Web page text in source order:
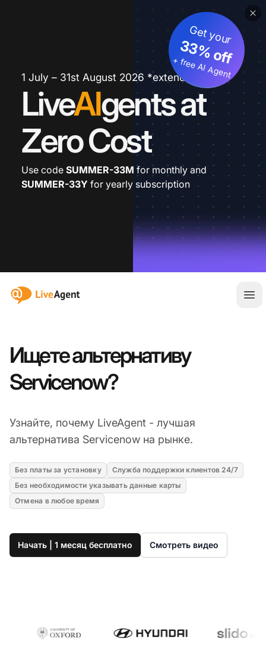
1 July – 31st August 2026 *extended
LiveAIgents at
Zero Cost
Get your
33% off
+ free AI Agent
Use code SUMMER-33M for monthly and
SUMMER-33Y for yearly subscription
:site.title
Ищете альтернативу
Servicenow?
Узнайте, почему LiveAgent - лучшая
альтернатива Servicenow на рынке.
Без платы за установку
Служба поддержки клиентов 24/7
Без необходимости указывать данные карты
Отмена в любое время
Начать | 1 месяц бесплатно Смотреть видео